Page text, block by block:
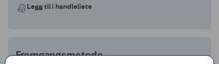
Legg til i handleliste
Fremgangsmetode